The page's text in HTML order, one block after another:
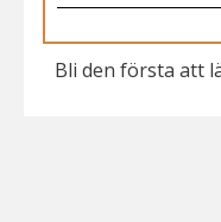
Bli den första att